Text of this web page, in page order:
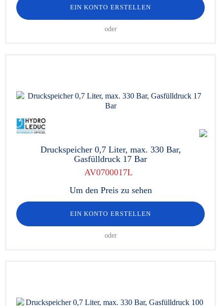
EIN KONTO ERSTELLEN
oder
Druckspeicher 0,7 Liter, max. 330 Bar,
Gasfülldruck 17 Bar
AV0700017L
Um den Preis zu sehen
EIN KONTO ERSTELLEN
oder